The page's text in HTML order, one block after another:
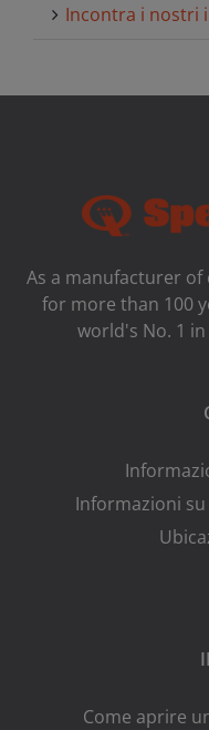
Incontra i nostri
As a manufacturer
for more than 100
world's No. 1
Informazioni su
Come aprire